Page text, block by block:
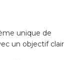
unique de
un objectif clair